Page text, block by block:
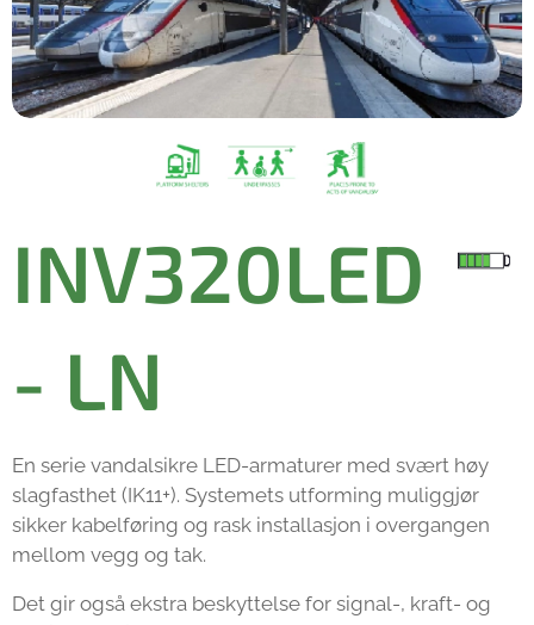
INV320LED
- LN
En serie vandalsikre LED-armaturer med svært høy
slagfasthet (IK11+). Systemets utforming muliggjør
sikker kabelføring og rask installasjon i overgangen
mellom vegg og tak.
Det gir også ekstra beskyttelse for signal-, kraft- og